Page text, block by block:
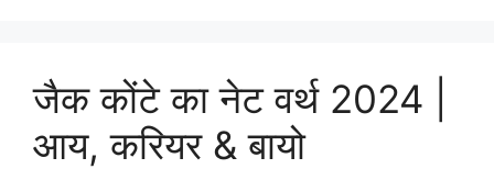
जैक कोंटे का नेट वर्थ 2024 |
आय, करियर & बायो